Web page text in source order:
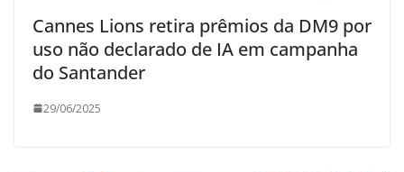
Cannes Lions retira prêmios da DM9 por
uso não declarado de IA em campanha
do Santander
29/06/2025